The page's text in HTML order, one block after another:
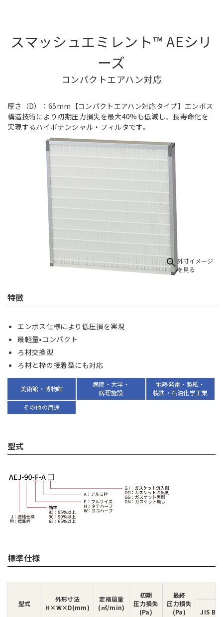
スマッシュエミレント™ AEシリ
ーズ
コンパクトエアハン対応
厚さ（D）：65mm【コンパクトエアハン対応タイプ】エンボス
構造技術により初期圧力損失を最大40%も低減し、長寿命化を
実現するハイポテンシャル・フィルタです。
特徴
エンボス仕様により低圧損を実現
最軽量•コンパクト
ろ材交換型
ろ材と枠の接着型にも対応
美術館・博物館
病院・大学・
病理施設
地熱発電・製紙・
製鉄・石油化学工業
その他の用途
型式
標準仕様
型式
外形寸法
H×W×D(mm)
定格風量
(㎡/min)
初期
圧力損失
(Pa)
最終
圧力損失
(Pa)
JIS B